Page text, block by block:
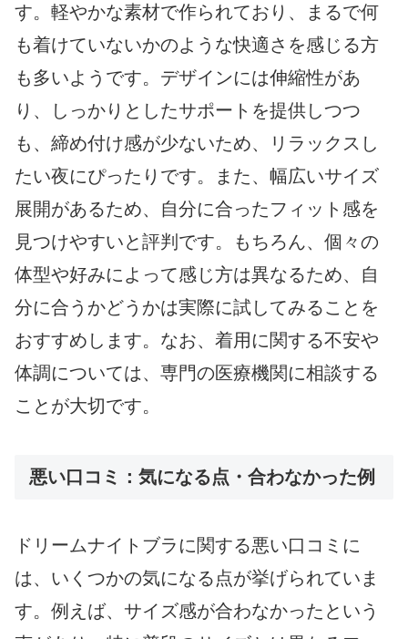
す。軽やかな素材で作られており、まるで何
も着けていないかのような快適さを感じる方
も多いようです。デザインには伸縮性があ
り、しっかりとしたサポートを提供しつつ
も、締め付け感が少ないため、リラックスし
たい夜にぴったりです。また、幅広いサイズ
展開があるため、自分に合ったフィット感を
見つけやすいと評判です。もちろん、個々の
体型や好みによって感じ方は異なるため、自
分に合うかどうかは実際に試してみることを
おすすめします。なお、着用に関する不安や
体調については、専門の医療機関に相談する
ことが大切です。
悪い口コミ：気になる点・合わなかった例
ドリームナイトブラに関する悪い口コミに
は、いくつかの気になる点が挙げられていま
す。例えば、サイズ感が合わなかったという